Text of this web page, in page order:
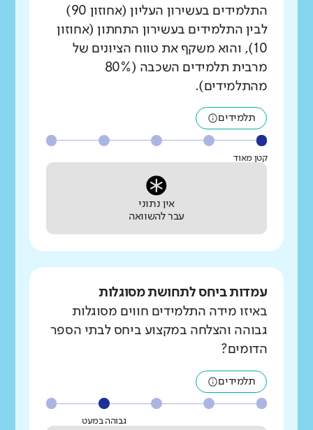
התלמידים בעשירון העליון (אחוזון 90)
לבין התלמידים בעשירון התחתון (אחוזון
10), והוא משקף את טווח הציונים של
מרבית תלמידים השכבה (80%
מהתלמידים).
תלמידים
קטן מאוד
אין נתוני
עבר להשוואה
עמדות ביחס לתחושת מסוגלות
באיזו מידה התלמידים חווים מסוגלות
גבוהה והצלחה במקצוע ביחס לבתי הספר
הדומים?
תלמידים
גבוהה במעט